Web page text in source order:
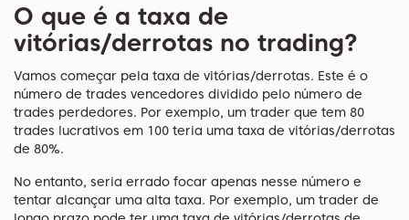
O que é a taxa de
vitórias/derrotas no trading?
Vamos começar pela taxa de vitórias/derrotas. Este é o
número de trades vencedores dividido pelo número de
trades perdedores. Por exemplo, um trader que tem 80
trades lucrativos em 100 teria uma taxa de vitórias/derrotas
de 80%.
No entanto, seria errado focar apenas nesse número e
tentar alcançar uma alta taxa. Por exemplo, um trader de